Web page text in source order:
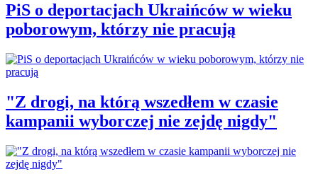
PiS o deportacjach Ukraińców w wieku
poborowym, którzy nie pracują
"Z drogi, na którą wszedłem w czasie
kampanii wyborczej nie zejdę nigdy"